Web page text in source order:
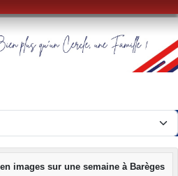
images sur une semaine à Barèges